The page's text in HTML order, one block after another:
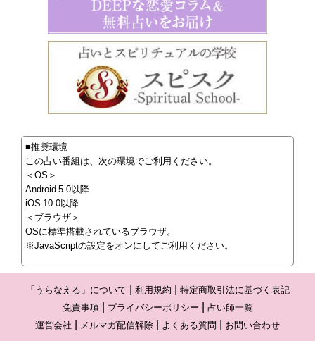
■推奨環境
この占い番組は、次の環境でご利用ください。
＜OS＞
Android 5.0以降
iOS 10.0以降
＜ブラウザ＞
OSに標準搭載されているブラウザ。
※JavaScriptの設定をオンにしてご利用ください。
「うらなえる」について 利用規約
特定商取引法に基づく表記
免責事項
プライバシーポリシー
占い師一覧
運営会社
メルマガ配信解除 よくある質問 お問い合わせ